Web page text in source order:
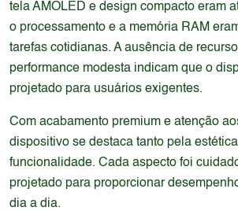
tela AMOLED e design compacto eram
o processamento e a memória RAM
tarefas cotidianas. A ausência de
performance modesta indicam que o
projetado para usuários exigentes.
Com acabamento premium e atenção
dispositivo se destaca tanto pela
funcionalidade. Cada aspecto foi
projetado para proporcionar
dia a dia.